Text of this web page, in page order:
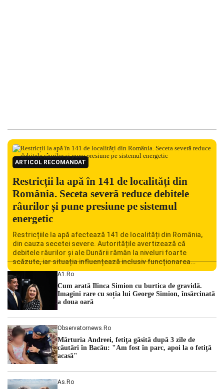
ARTICOL RECOMANDAT
Restricții la apă în 141 de localități din
România. Seceta severă reduce debitele
râurilor și pune presiune pe sistemul
energetic
Restricțiile la apă afectează 141 de localități din România,
din cauza secetei severe. Autoritățile avertizează că
debitele râurilor și ale Dunării rămân la niveluri foarte
scăzute, iar situația influențează inclusiv funcționarea
Centralei Nucleare de la Cernavodă. România se confruntă
cu una dintre cele mai dificile perioade din punct de vedere
hidrologic din ultimii ani. Lipsa […]
A1.ro
Cum arată Ilinca Simion cu burtica de gravidă.
Imagini rare cu soția lui George Simion, însărcinată
a doua oară
Observatornews.ro
Mărturia Andreei, fetiţa găsită după 3 zile de
căutări în Bacău: "Am fost în parc, apoi la o fetiţă
acasă"
As.ro